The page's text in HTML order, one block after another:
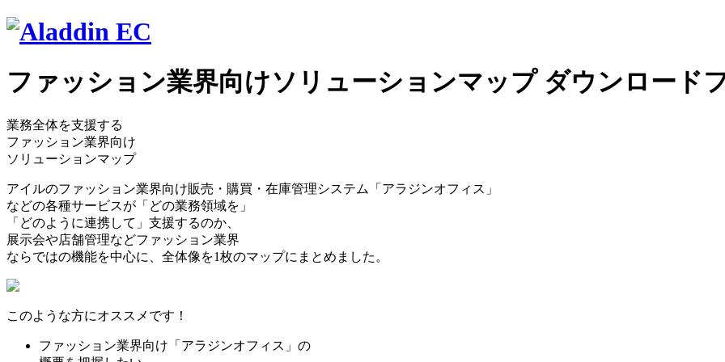
ファッション業界向けソリューションマップ ダウンロード
業務全体を支援する
ファッション業界向け
ソリューションマップ
アイルのファッション業界向け販売・購買・在庫管理システム「アラジンオフィス」
などの各種サービスが「どの業務領域を」
「どのように連携して」支援するのか、
展示会や店舗管理などファッション業界
ならではの機能を中心に、全体像を1枚のマップにまとめました。
このような方にオススメです！
ファッション業界向け「アラジンオフィス」の